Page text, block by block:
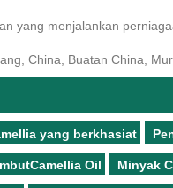
yang menjalankan
China, Buatan China,
yang berkhasiat
Oil Minyak